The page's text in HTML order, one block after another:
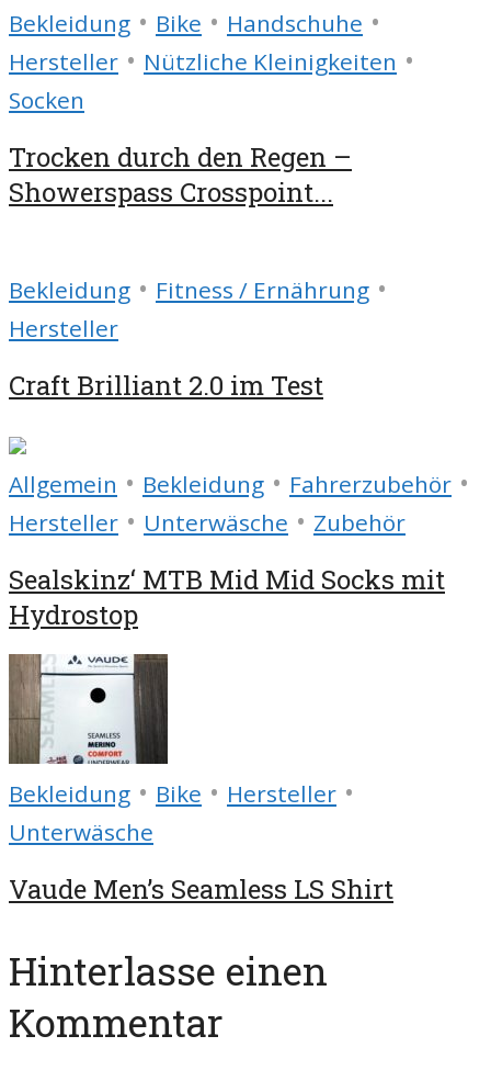
Bekleidung • Bike • Handschuhe •
Hersteller • Nützliche Kleinigkeiten •
Socken
Trocken durch den Regen –
Showerspass Crosspoint...
Bekleidung • Fitness / Ernährung •
Hersteller
Craft Brilliant 2.0 im Test
Allgemein • Bekleidung • Fahrerzubehör •
Hersteller • Unterwäsche • Zubehör
Sealskinz‘ MTB Mid Mid Socks mit
Hydrostop
Bekleidung • Bike • Hersteller •
Unterwäsche
Vaude Men’s Seamless LS Shirt
Hinterlasse einen
Kommentar